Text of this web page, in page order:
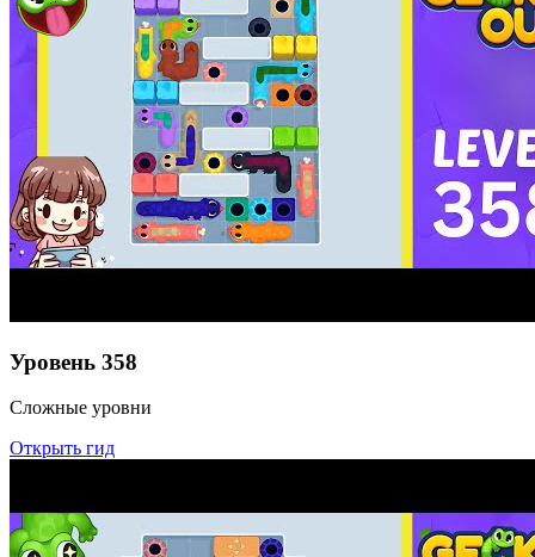
Уровень 358
Сложные уровни
Открыть гид